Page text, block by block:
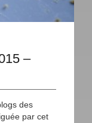
–
des
par cet